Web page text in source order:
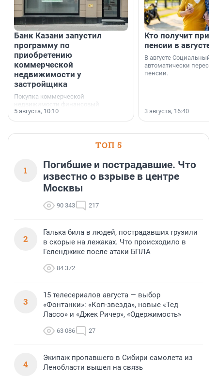
Банк Казани запустил
программу по
приобретению
коммерческой
недвижимости у
застройщика
Покупка коммерческой
недвижимости финансовый
инструмент, доступный для многих
предпринимателей. Будь то новый
или готовый арендный бизнес —
успех сделки зависит от правильного
5 августа, 10:10
Кто получит
пенсии в августе
В августе Социальный
автоматически
пенсии.
3 августа, 16:40
ТОП 5
1
Погибшие и пострадавшие. Что
известно о взрыве в центре
Москвы
90 343 217
2
Галька била в людей, пострадавших грузили
в скорые на лежаках. Что происходило в
Геленджике после атаки БПЛА
84 372
3
15 телесериалов августа — выбор
«Фонтанки»: «Коп-звезда», новые «Тед
Лассо» и «Джек Ричер», «Одержимость»
63 086 27
4
Экипаж пропавшего в Сибири самолета из
Ленобласти вышел на связь